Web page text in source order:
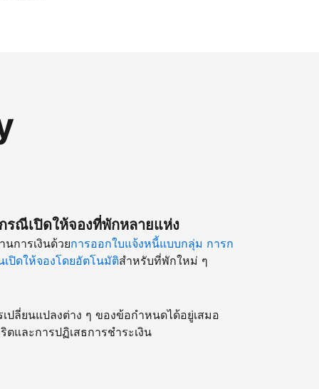
รณีเปิดให้จองที่พักหลายแห่ง
นการเงินด้วยการออกใบแจ้งหนี้แบบกลุ่ม การก
เปิดให้จองโดยอัตโนมัติสำหรับที่พักใหม่ ๆ
ปลี่ยนแปลงต่าง ๆ ของข้อกำหนดได้อยู่เสมอ
ตและการปฏิเสธการชำระเงิน